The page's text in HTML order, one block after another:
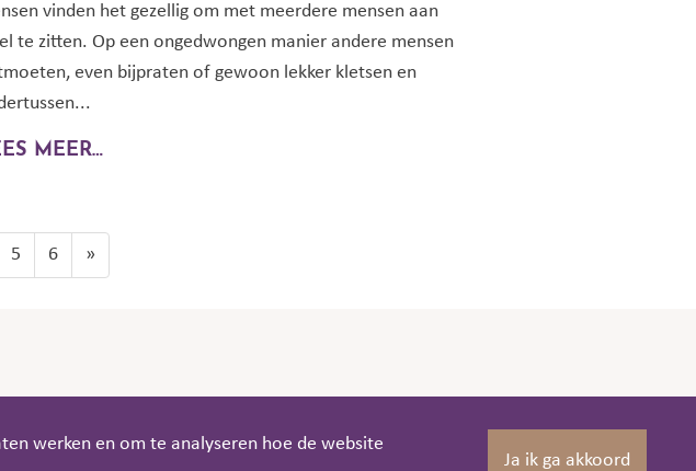
vinden het gezellig om met meerdere mensen aan
te zitten. Op een ongedwongen manier andere mensen
even bijpraten of gewoon lekker kletsen en
MEER…
5 6 »
werken en om te analyseren hoe de website
Ja ik ga akkoord